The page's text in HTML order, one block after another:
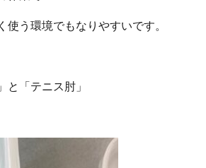
使う環境でもなりやすいです。
と「テニス肘」